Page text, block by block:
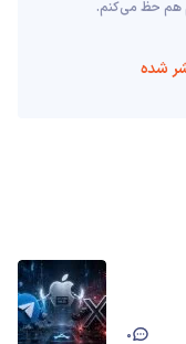
هم حظ می‌کنم.
شده
0